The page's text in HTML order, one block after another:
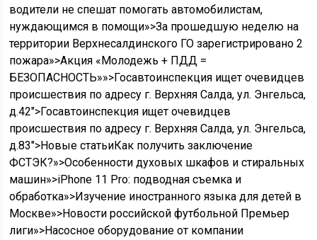
водители не спешат помогать автомобилистам,
нуждающимся в помощи»>За прошедшую неделю на
территории Верхнесалдинского ГО зарегистрировано 2
пожара»>Акция «Молодежь + ПДД =
БЕЗОПАСНОСТЬ»»>Госавтоинспекция ищет очевидцев
происшествия по адресу г. Верхняя Салда, ул. Энгельса,
д.42″>Госавтоинспекция ищет очевидцев
происшествия по адресу г. Верхняя Салда, ул. Энгельса,
д.83″>Новые статьиКак получить заключение
ФСТЭК?»>Особенности духовых шкафов и стиральных
машин»>iPhone 11 Pro: подводная съемка и
обработка»>Изучение иностранного языка для детей в
Москве»>Новости российской футбольной Премьер
лиги»>Насосное оборудование от компании